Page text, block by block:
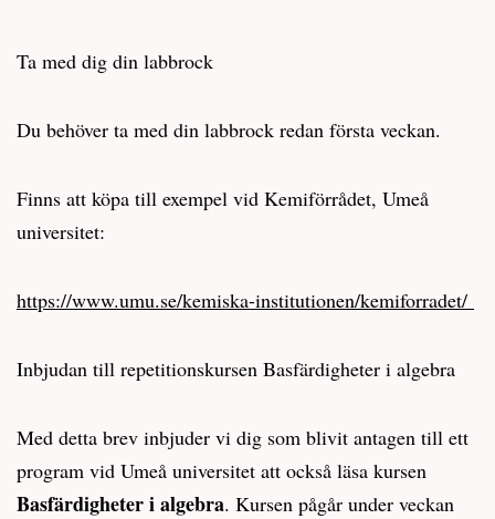
Ta med dig din labbrock
Du behöver ta med din labbrock redan första veckan.
Finns att köpa till exempel vid Kemiförrådet, Umeå
universitet:
https://www.umu.se/kemiska-institutionen/kemiforradet/
Inbjudan till repetitionskursen Basfärdigheter i algebra
Med detta brev inbjuder vi dig som blivit antagen till ett
program vid Umeå universitet att också läsa kursen
Basfärdigheter i algebra. Kursen pågår under veckan